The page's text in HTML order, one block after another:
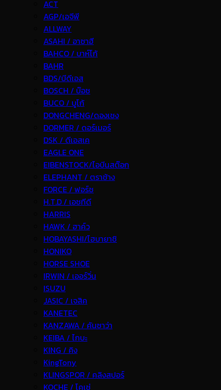
ACT
AGP/เอจีพี
ALLWAY
ASAHI / อาซาฮี
BAHCO / บาห์โก้
BAHR
BDS/บีดีเอส
BOSCH / บ๊อช
BUCO / บูโก้
DONGCHENG/ดองเชง
DORMER / ดอร์เมอร์
DSK / ดีเอสเค
EAGLE ONE
EIBENSTOCK/ไอบีนสต๊อก
ELEPHANT / ตราช้าง
FORCE / ฟอร์ช
H.T.D / เอชทีดี
HARRIS
HAWK / ฮาค์ว
HOBAYASHI/โฮบายาชิ
HONIKO
HORSE SHOE
IRWIN / เออร์วิ่น
ISUZU
JASIC / เจสิค
KANETEC
KANZAWA / คันซาว่า
KEIBA / ไกบะ
KING / คิง
KingTony
KLINGSPOR / คลิงสปอร์
KOCHE / โคเช่